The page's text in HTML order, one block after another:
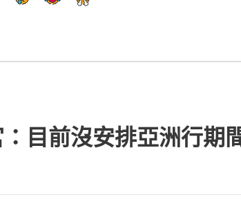
目前沒安排亞洲行期